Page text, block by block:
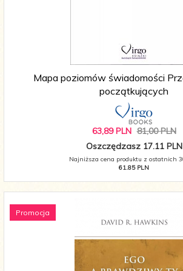
Mapa poziomów świadomości
początkujących
63,89 PLN 81,00 PLN
Oszczędzasz 17.11 PLN
Najniższa cena produktu z ostatnich
61.85 PLN
Promocja